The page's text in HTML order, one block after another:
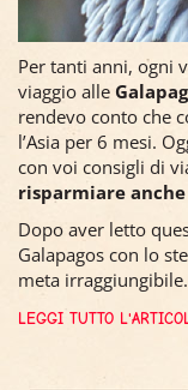
Per tanti anni, ogni
viaggio alle
rendevo conto che
l’Asia per 6 mesi.
con voi consigli di
risparmiare
Dopo aver letto
Galapagos con lo
meta irraggiungibile.
LEGGI TUTTO